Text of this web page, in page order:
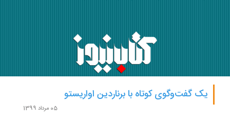
یک گفت‌وگوی کوتاه با برناردین اواریستو